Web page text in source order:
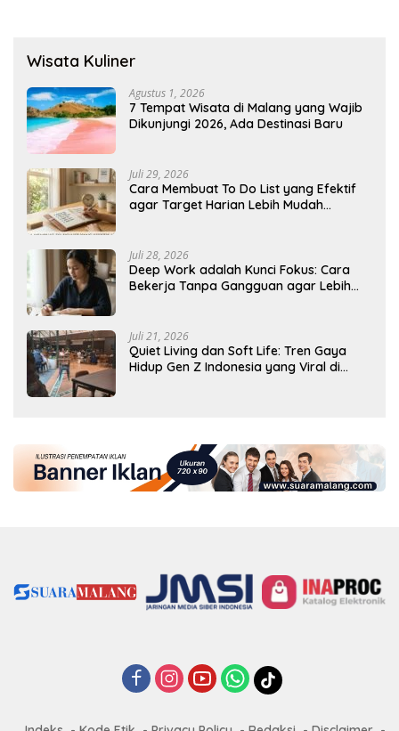
Wisata Kuliner
Agustus 1, 2026
7 Tempat Wisata di Malang yang Wajib
Dikunjungi 2026, Ada Destinasi Baru
Juli 29, 2026
Cara Membuat To Do List yang Efektif
agar Target Harian Lebih Mudah
Juli 28, 2026
Deep Work adalah Kunci Fokus: Cara
Bekerja Tanpa Gangguan agar Lebih
Juli 21, 2026
Quiet Living dan Soft Life: Tren Gaya
Hidup Gen Z Indonesia yang Viral di